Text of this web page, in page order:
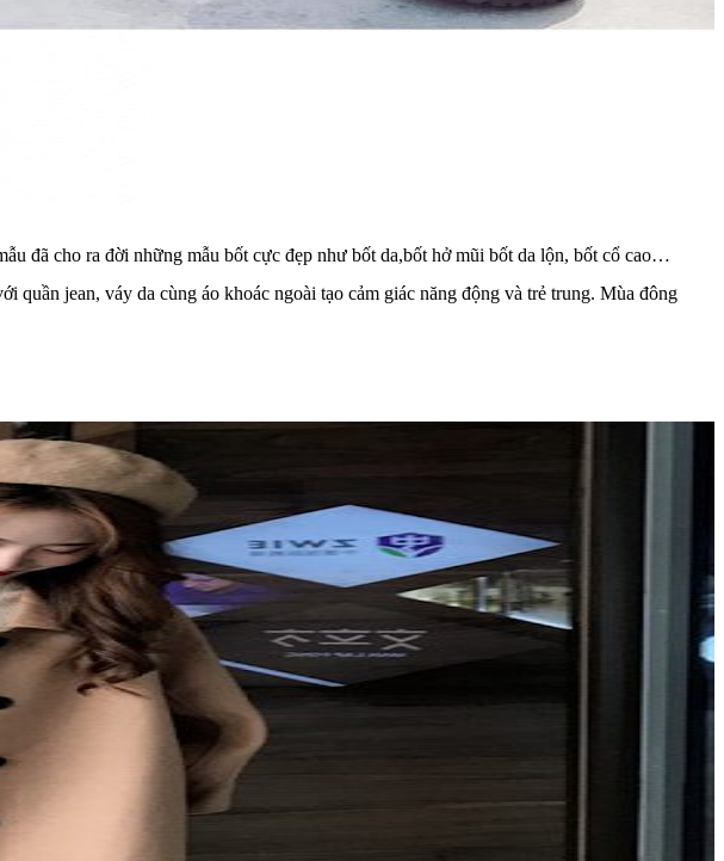
đã cho ra đời những mẫu bốt cực đẹp như bốt da,bốt hở mũi bốt da lộn, bốt cổ cao…
jean, váy da cùng áo khoác ngoài tạo cảm giác năng động và trẻ trung. Mùa đông